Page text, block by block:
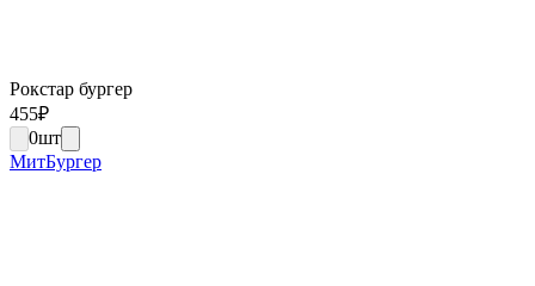
Рокстар бургер
455₽
0шт
МитБургер